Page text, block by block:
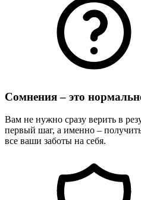
Сомнения – это
Вам не нужно сразу верить в
первый шаг, а именно –
все ваши заботы на себя.